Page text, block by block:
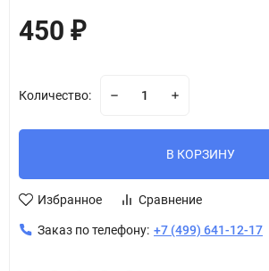
450 ₽
Количество:
В КОРЗИНУ
Избранное Сравнение
Заказ по телефону: +7 (499) 641-12-17